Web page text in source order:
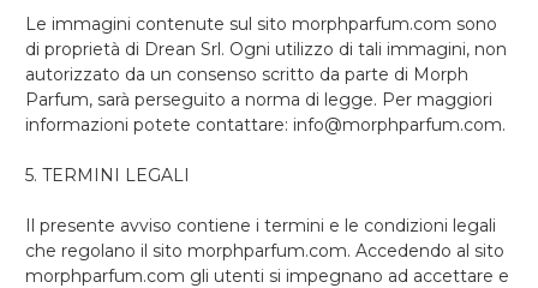
Le immagini contenute sul sito morphparfum.com sono
di proprietà di Drean Srl. Ogni utilizzo di tali immagini, non
autorizzato da un consenso scritto da parte di Morph
Parfum, sarà perseguito a norma di legge. Per maggiori
informazioni potete contattare: info@morphparfum.com.
5. TERMINI LEGALI
Il presente avviso contiene i termini e le condizioni legali
che regolano il sito morphparfum.com. Accedendo al sito
morphparfum.com gli utenti si impegnano ad accettare e